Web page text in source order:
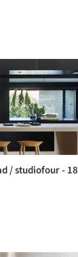
/ studiofour - 18